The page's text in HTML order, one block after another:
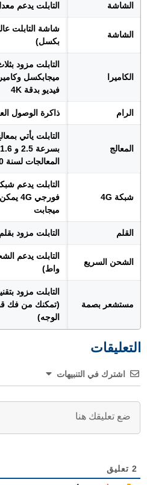
الشاشة التابلت يدعم معدل
الشاشة
بكسل)
الكاميرا
فيديو بدقة 4K
الرام ذاكرة الوصول العشوائي
المعالج
المعالجات لسنة 2020)
شبكة 4G
التابلت يدعم
ميجابت
القلم التابلت مزود بقلم
الشحن السريع
واط)
مستشعر بصمة
(تمكنك من فك
الوجه)
التعليقات
اشترك في التنبيهات
2 تعليق